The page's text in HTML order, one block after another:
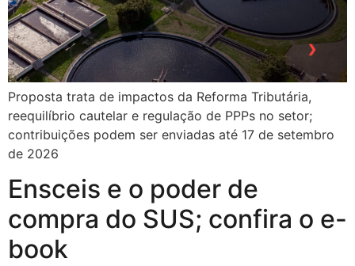
Proposta trata de impactos da Reforma Tributária,
reequilíbrio cautelar e regulação de PPPs no setor;
contribuições podem ser enviadas até 17 de setembro
de 2026
Ensceis e o poder de
compra do SUS; confira o e-
book